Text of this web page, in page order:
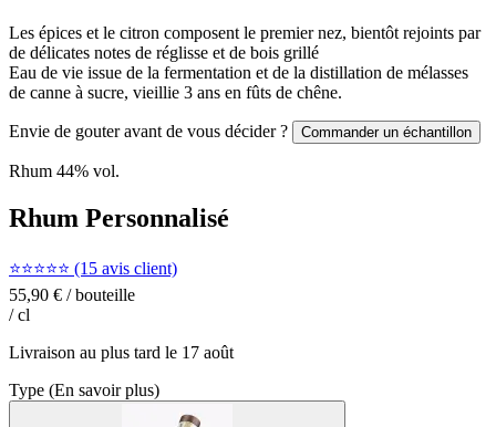
Les épices et le citron composent le premier nez, bientôt rejoints par
de délicates notes de réglisse et de bois grillé
Eau de vie issue de la fermentation et de la distillation de mélasses
de canne à sucre, vieillie 3 ans en fûts de chêne.
Envie de gouter avant de vous décider ? Commander un échantillon
Rhum 44% vol.
Rhum Personnalisé
⭐⭐⭐⭐⭐ (15 avis client)
55,90 € / bouteille
/ cl
Livraison au plus tard le 17 août
Type (En savoir plus)